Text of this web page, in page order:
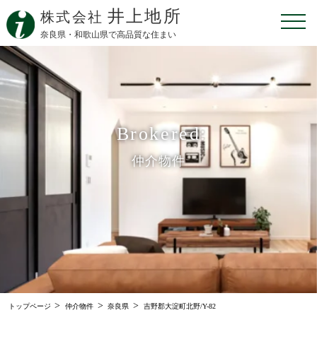
株式会社 井上地所
奈良県・和歌山県で高品質な住まい
Brokered
仲介物件
トップページ >仲介物件 >奈良県 > 吉野郡大淀町北野/Y-82